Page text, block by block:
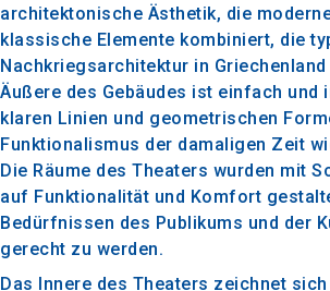
architektonische Ästhetik, die
klassische Elemente kombiniert, die
Nachkriegsarchitektur in Griechenland
Äußere des Gebäudes ist einfach und
klaren Linien und geometrischen
Funktionalismus der damaligen Zeit
Die Räume des Theaters wurden mit
auf Funktionalität und Komfort
Bedürfnissen des Publikums und der
gerecht zu werden.
Das Innere des Theaters zeichnet